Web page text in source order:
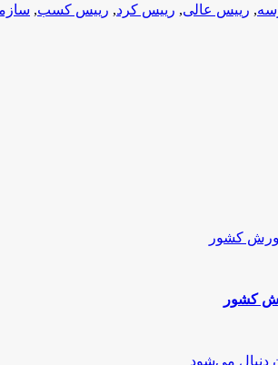
, رییس عالی, رییس کرد, رییس کسب,